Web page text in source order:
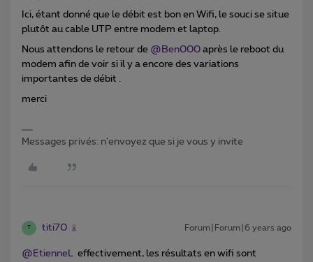
Ici, étant donné que le débit est bon en Wifi, le souci se situe
plutôt au cable UTP entre modem et laptop.
Nous attendons le retour de @Ben000 après le reboot du
modem afin de voir si il y a encore des variations
importantes de débit .
merci
Messages privés: n'envoyez que si je vous y invite
titi70 Forum|Forum|6 years ago
@EtienneL effectivement, les résultats en wifi sont